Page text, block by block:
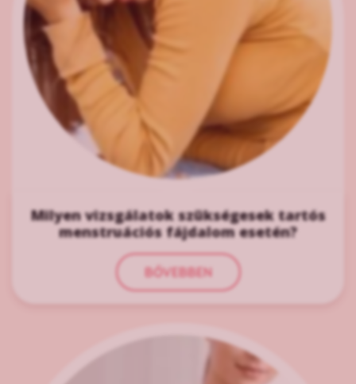
Milyen vizsgálatok szükségesek tartós
menstruációs fájdalom esetén?
BŐVEBBEN